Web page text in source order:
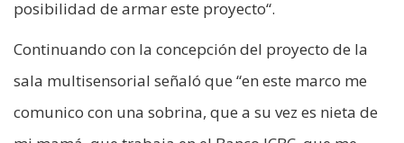
posibilidad de armar este proyecto“.
Continuando con la concepción del proyecto de la
sala multisensorial señaló que “en este marco me
comunico con una sobrina, que a su vez es nieta de